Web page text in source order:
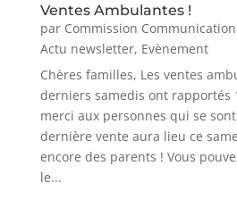
Ventes Ambulantes !
par Commission Communication
Actu newsletter, Evènement
Chères familles, Les ventes
derniers samedis ont rapportés
merci aux personnes qui se
dernière vente aura lieu ce
encore des parents ! Vous
le...